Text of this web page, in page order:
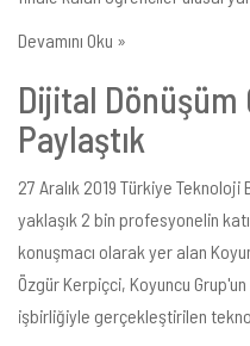
Devamını Oku »
Dijital Dönüşüm
Paylaştık
27 Aralık 2019 Türkiye Teknoloji
yaklaşık 2 bin profesyonelin
konuşmacı olarak yer alan
Özgür Kerpiçci, Koyuncu
işbirliğiyle gerçekleştirilen